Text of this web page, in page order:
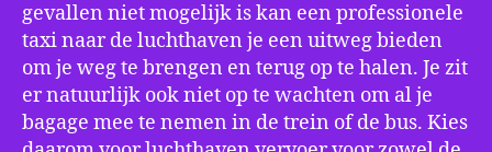
gevallen niet mogelijk is kan een professionele
taxi naar de luchthaven je een uitweg bieden
om je weg te brengen en terug op te halen. Je zit
er natuurlijk ook niet op te wachten om al je
bagage mee te nemen in de trein of de bus. Kies